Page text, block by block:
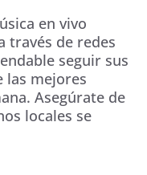
en vivo
través de redes
seguir sus
las mejores
Asegúrate de
locales se